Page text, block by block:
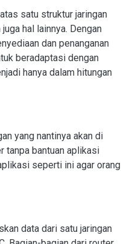
satu struktur jaringan
hal lainnya. Dengan
dan penanganan
beradaptasi dengan
hanya dalam hitungan
yang nantinya akan di
tanpa bantuan aplikasi
seperti ini agar orang
data dari satu jaringan